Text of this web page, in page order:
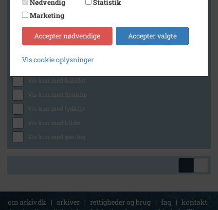
Generelt
Vis kun med billeder
Vis kun med filmklip
Vis kun med lydklip
Vis kun med kilder
Vis kun med geo-tag
om arkiv.dk | arkiver | rettigheder og brug | faq | kontakt
Nødvendig
Statistik
Marketing
Accepter nødvendige Accepter valgte
Vis cookie oplysninger